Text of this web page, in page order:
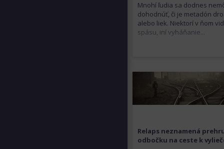
Mnohí ľudia sa dodnes
dohodnúť, či je metadón
alebo liek. Niektorí v ňom
spásu, iní vyháňanie...
Relaps neznamená
odbočku na ceste k